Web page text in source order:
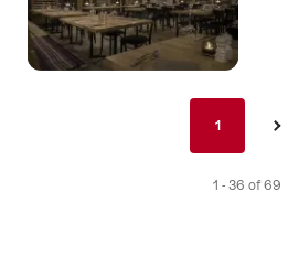
1
1 ›
1 - 36 of 69